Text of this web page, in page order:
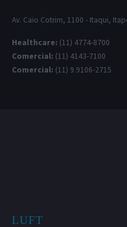
Av. Caio Cotrim, 1100 - Itaqui,
Healthcare: (11) 4774-8700
Comercial: (11) 4143-7100
Comercial: (11) 9.9106-2715
LUFT